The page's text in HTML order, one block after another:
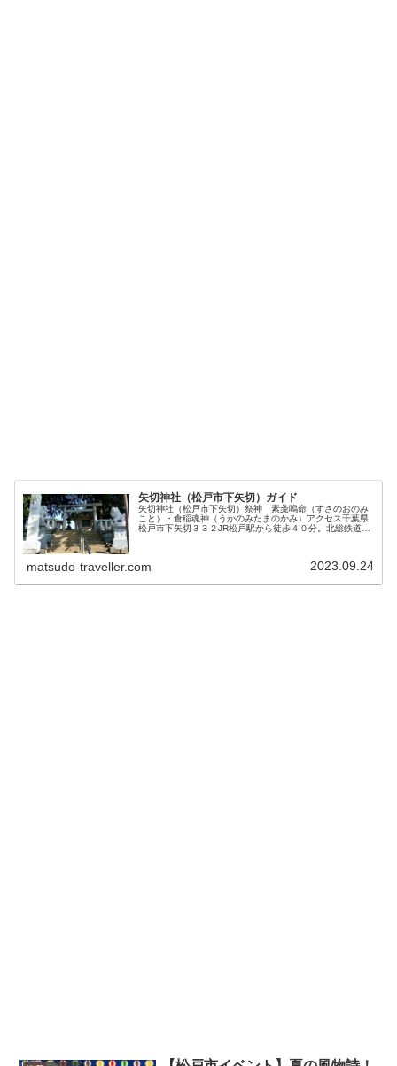
矢切神社（松戸市下矢切）ガイド
矢切神社（松戸市下矢切）祭神 素戔嗚命（すさのおのみ
こと）・倉稲魂神（うかのみたまのかみ）アクセス千葉県
松戸市下矢切３３２JR松戸駅から徒歩４０分。北総鉄道矢
matsudo-traveller.com 2023.09.24